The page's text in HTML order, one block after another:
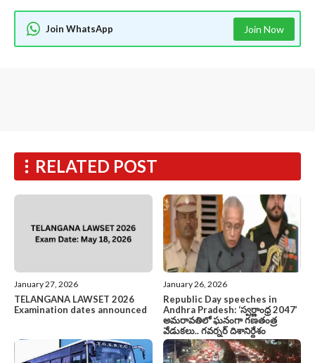
Join WhatsApp Join Now
RELATED POST
January 27, 2026
TELANGANA LAWSET 2026
Examination dates announced
January 26, 2026
Republic Day speeches in
Andhra Pradesh: ‘స్వర్ణాంధ్ర 2047’
అమరావతిలో ఘనంగా గణతంత్ర
వేడుకలు.. గవర్నర్ దిశానిర్దేశం